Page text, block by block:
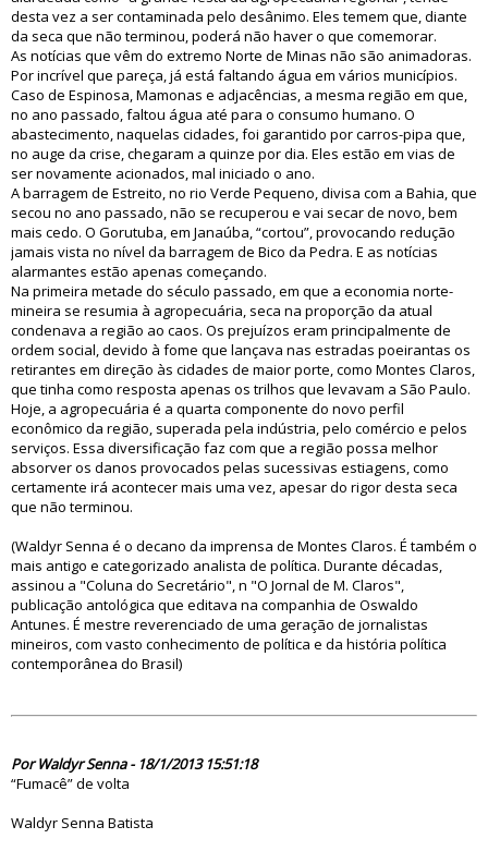
desta vez a ser contaminada pelo desânimo. Eles temem que, diante
da seca que não terminou, poderá não haver o que comemorar.
As notícias que vêm do extremo Norte de Minas não são animadoras.
Por incrível que pareça, já está faltando água em vários municípios.
Caso de Espinosa, Mamonas e adjacências, a mesma região em que,
no ano passado, faltou água até para o consumo humano. O
abastecimento, naquelas cidades, foi garantido por carros-pipa que,
no auge da crise, chegaram a quinze por dia. Eles estão em vias de
ser novamente acionados, mal iniciado o ano.
A barragem de Estreito, no rio Verde Pequeno, divisa com a Bahia, que
secou no ano passado, não se recuperou e vai secar de novo, bem
mais cedo. O Gorutuba, em Janaúba, “cortou”, provocando redução
jamais vista no nível da barragem de Bico da Pedra. E as notícias
alarmantes estão apenas começando.
Na primeira metade do século passado, em que a economia norte-
mineira se resumia à agropecuária, seca na proporção da atual
condenava a região ao caos. Os prejuízos eram principalmente de
ordem social, devido à fome que lançava nas estradas poeirantas os
retirantes em direção às cidades de maior porte, como Montes Claros,
que tinha como resposta apenas os trilhos que levavam a São Paulo.
Hoje, a agropecuária é a quarta componente do novo perfil
econômico da região, superada pela indústria, pelo comércio e pelos
serviços. Essa diversificação faz com que a região possa melhor
absorver os danos provocados pelas sucessivas estiagens, como
certamente irá acontecer mais uma vez, apesar do rigor desta seca
que não terminou.
(Waldyr Senna é o decano da imprensa de Montes Claros. É também o
mais antigo e categorizado analista de política. Durante décadas,
assinou a "Coluna do Secretário", n "O Jornal de M. Claros",
publicação antológica que editava na companhia de Oswaldo
Antunes. É mestre reverenciado de uma geração de jornalistas
mineiros, com vasto conhecimento de política e da história política
contemporânea do Brasil)
Por Waldyr Senna - 18/1/2013 15:51:18
“Fumacê” de volta
Waldyr Senna Batista